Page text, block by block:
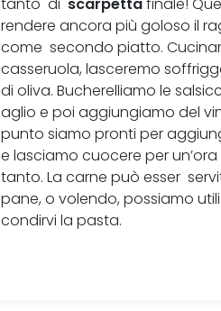
tanto di scarpetta finale!
rendere ancora più goloso il
come secondo piatto.
casseruola, lasceremo
di oliva. Bucherelliamo le
aglio e poi aggiungiamo del
punto siamo pronti per
e lasciamo cuocere per
tanto. La carne può esser
pane, o volendo, possiamo
condirvi la pasta.